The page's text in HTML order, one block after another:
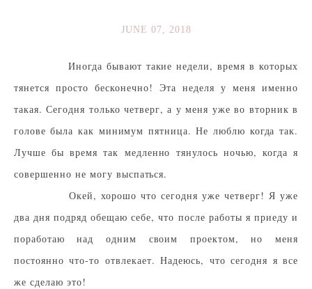
JUNE 07, 2018
Иногда бывают такие недели, время в которых
тянется просто бесконечно! Эта неделя у меня именно
такая. Сегодня только четверг, а у меня уже во вторник в
голове была как минимум пятница. Не люблю когда так.
Лучше бы время так медленно тянулось ночью, когда я
совершенно не могу выспаться.
Окей, хорошо что сегодня уже четверг! Я уже
два дня подряд обещаю себе, что после работы я приеду и
поработаю над одним своим проектом, но меня
постоянно что-то отвлекает. Надеюсь, что сегодня я все
же сделаю это!